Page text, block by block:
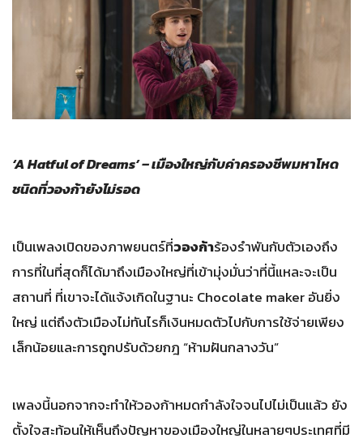
‘A Hatful of Dreams’ – เมืองใหญ่กับค่าครองชีพมหาโหด
ชนิดที่วองก้ายังไม่รอด
เป็นเพลงเปิดของภาพยนตร์ที่วองก้าร้องรำพันกับตัวเองถึง
การที่ในที่สุดก็ได้มาถึงเมืองใหญ่ที่เข้ามุ่งมั่นว่าที่นี้แหละจะเป็น
สถานที่ ที่เขาจะได้แจ้งเกิดในฐานะ Chocolate maker อันยิ่ง
ใหญ่ แต่ถึงตัวเมืองไม่ทันไรก็เงินหมดตัวไปกับการใช้จ่ายเพียง
เล็กน้อยและการถูกปรับด้วยกฎ “ห้ามฝันกลางวัน”
เพลงนี้นอกจากจะทำให้วองก้าหมดกำลังใจจนไปไม่เป็นแล้ว ยัง
ตั้งใจสะท้อนให้เห็นถึงปัญหาของเมืองใหญ่ในหลายๆประเทศที่มี